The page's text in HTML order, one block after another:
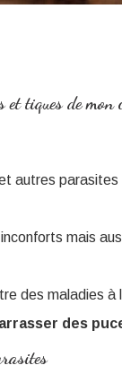
et tiques de
autres
mais
des maladies
des